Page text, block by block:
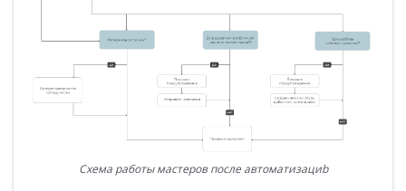
Схема работы мастеров после автоматизациb